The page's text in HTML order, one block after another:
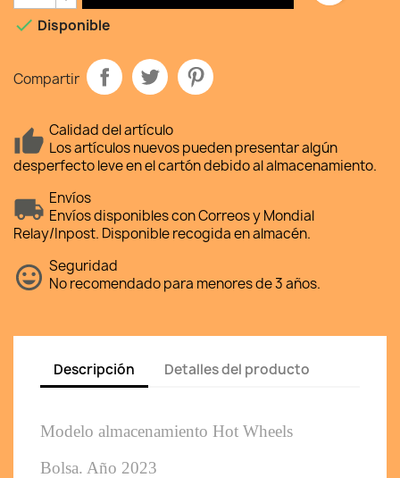
 Disponible
Compartir
Calidad del artículo
Los artículos nuevos pueden presentar algún
desperfecto leve en el cartón debido al almacenamiento.
Envíos
Envíos disponibles con Correos y Mondial
Relay/Inpost. Disponible recogida en almacén.
Seguridad
No recomendado para menores de 3 años.
Descripción Detalles del producto
Modelo almacenamiento Hot Wheels
Bolsa. Año 2023